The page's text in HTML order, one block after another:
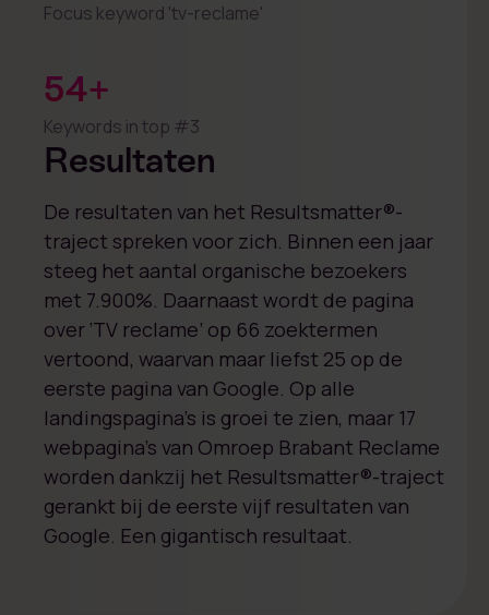
Focus keyword 'tv-reclame'
54+
Keywords in top #3
Resultaten
De resultaten van het Resultsmatter®-
traject spreken voor zich. Binnen een jaar
steeg het aantal organische bezoekers
met 7.900%. Daarnaast wordt de pagina
over ‘TV reclame’ op 66 zoektermen
vertoond, waarvan maar liefst 25 op de
eerste pagina van Google. Op alle
landingspagina’s is groei te zien, maar 17
webpagina’s van Omroep Brabant Reclame
worden dankzij het Resultsmatter®-traject
gerankt bij de eerste vijf resultaten van
Google. Een gigantisch resultaat.